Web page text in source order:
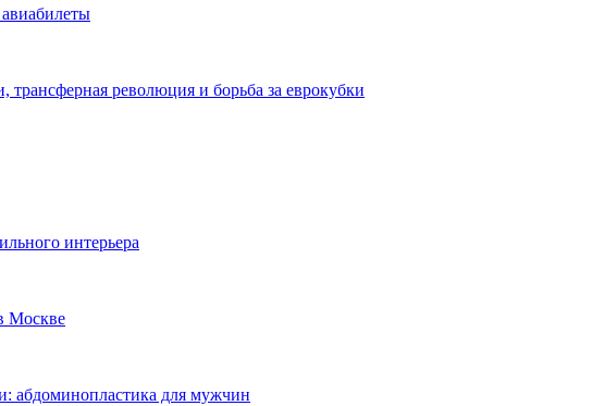
трансферная революция и борьба за еврокубки
интерьера
Москве
абдоминопластика для мужчин